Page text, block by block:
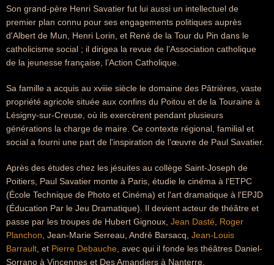
Son grand-père Henri Savatier fut lui aussi un intellectuel de
premier plan connu pour ses engagements politiques auprès
d'Albert de Mun, Henri Lorin, et René de la Tour du Pin dans le
catholicisme social ; il dirigea la revue de l’Association catholique
de la jeunesse française, l’Action Catholique.
Sa famille a acquis au xviiie siècle le domaine des Pâtrières, vaste
propriété agricole située aux confins du Poitou et de la Touraine à
Lésigny-sur-Creuse, où ils exercèrent pendant plusieurs
générations la charge de maire. Ce contexte régional, familial et
social a fourni une part de l'inspiration de l’œuvre de Paul Savatier.
Après des études chez les jésuites au collège Saint-Joseph de
Poitiers, Paul Savatier monte à Paris, étudie le cinéma à l'ETPC
(École Technique de Photo et Cinéma) et l'art dramatique à l'EPJD
(Éducation Par le Jeu Dramatique). Il devient acteur de théâtre et
passe par les troupes de Hubert Gignoux, Jean Dasté Roger
Planchon , Jean-Marie Serreau, André Barsacq, Jean-Louis
Barrault , et Pierre Debauche , avec qui il fonde les théâtres Daniel-
Sorrano à Vincennes et Des Amandiers à Nanterre.